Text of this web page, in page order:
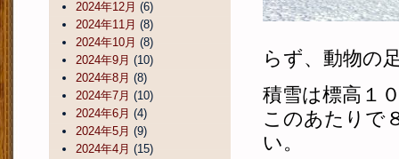
らず、動物の
積雪は標高１
このあたりで
い。
2024年12月 (6)
2024年11月 (8)
2024年10月 (8)
2024年9月 (10)
2024年8月 (8)
2024年7月 (10)
2024年6月 (4)
2024年5月 (9)
2024年4月 (15)